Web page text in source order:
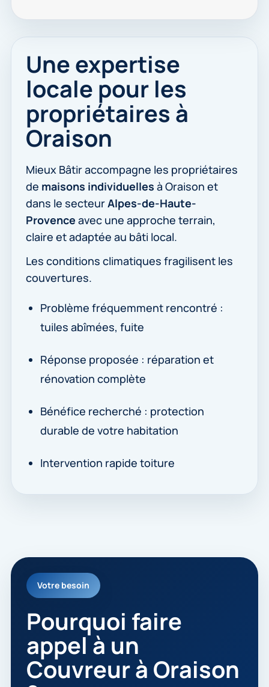
Une expertise
locale pour les
propriétaires à
Oraison
Mieux Bâtir accompagne les propriétaires
de maisons individuelles à Oraison et
dans le secteurAlpes-de-Haute-
Provence avec une approche terrain,
claire et adaptée au bâti local.
Les conditions climatiques fragilisent les
couvertures.
Problème fréquemment rencontré :
tuiles abîmées, fuite
Réponse proposée : réparation et
rénovation complète
Bénéfice recherché : protection
durable de votre habitation
Intervention rapide toiture
Votre besoin
Pourquoi faire
appel à un
Couvreur à Oraison